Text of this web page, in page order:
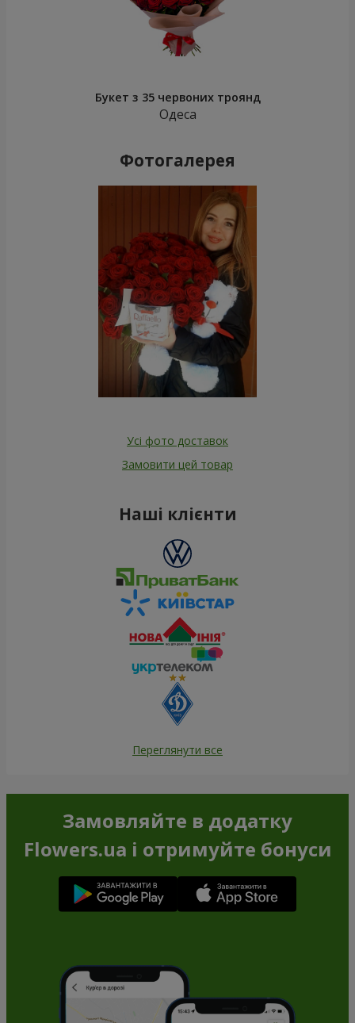
Букет з 35 червоних троянд
Одеса
Фотогалерея
Усі фото доставок
Замовити цей товар
Наші клієнти
Переглянути все
Замовляйте в додатку
Flowers.ua і отримуйте бонуси